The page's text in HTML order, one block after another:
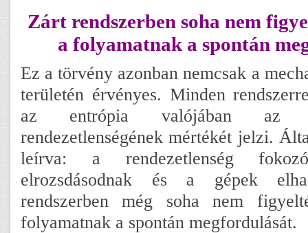
Zárt rendszerben soha nem
a folyamatnak a spontán
Ez a törvény azonban nemcsak a
területén érvényes. Minden
az entrópia valójában az
rendezetlenségének mértékét jelzi.
leírva: a rendezetlenség
elrozsdásodnak és a gépek
rendszerben még soha nem
folyamatnak a spontán megfordulását.